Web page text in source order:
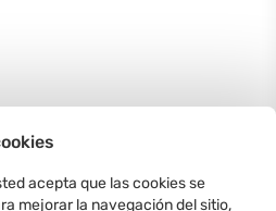
acepta que las cookies se
mejorar la navegación del sitio,